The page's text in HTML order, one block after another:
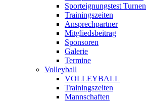
Sporteignungstest Turnen
Trainingszeiten
Ansprechpartner
Mitgliedsbeitrag
Sponsoren
Galerie
Termine
Volleyball
VOLLEYBALL
Trainingszeiten
Mannschaften